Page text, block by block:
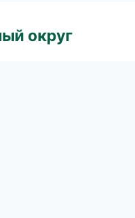
округ